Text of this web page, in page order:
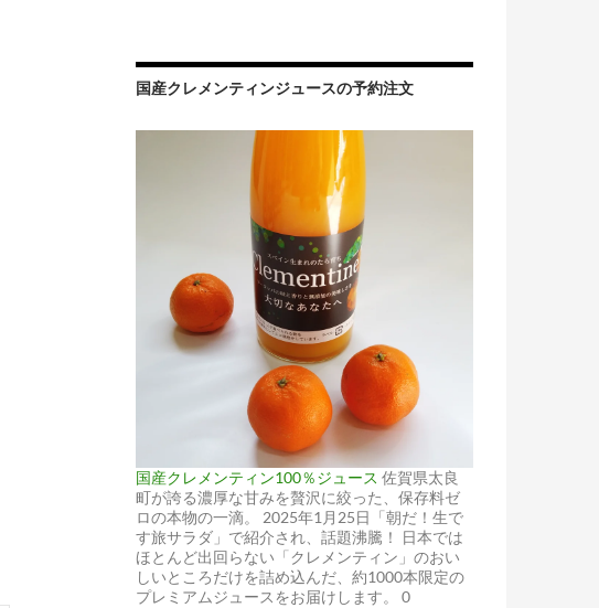
国産クレメンティンジュースの予約注文
国産クレメンティン100％ジュース 佐賀県太良
町が誇る濃厚な甘みを贅沢に絞った、保存料ゼ
ロの本物の一滴。 2025年1月25日「朝だ！生で
す旅サラダ」で紹介され、話題沸騰！ 日本では
ほとんど出回らない「クレメンティン」のおい
しいところだけを詰め込んだ、約1000本限定の
プレミアムジュースをお届けします。 0